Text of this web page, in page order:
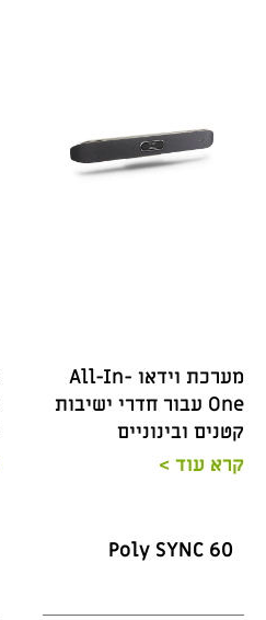
מערכת וידאו All-In-
One עבור חדרי ישיבות
קטנים ובינוניים
קרא עוד >
Poly SYNC 60